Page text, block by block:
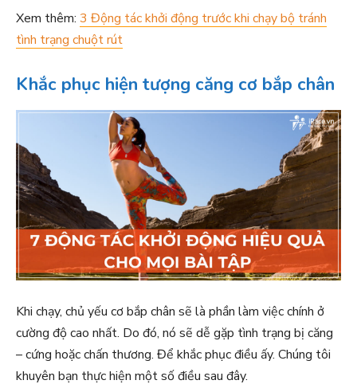
Xem thêm: 3 Động tác khởi động trước khi chạy bộ tránh
tình trạng chuột rút
Khắc phục hiện tượng căng cơ bắp chân
Khi chạy, chủ yếu cơ bắp chân sẽ là phần làm việc chính ở
cường độ cao nhất. Do đó, nó sẽ dễ gặp tình trạng bị căng
– cứng hoặc chấn thương. Để khắc phục điều ấy. Chúng tôi
khuyên bạn thực hiện một số điều sau đây.